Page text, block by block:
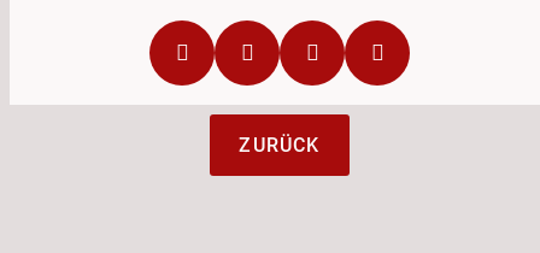
ZURÜCK